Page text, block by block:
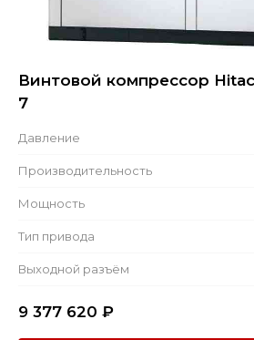
Винтовой компрессор
7
Давление
Производительность
Мощность
Тип привода
Выходной разъём
9 377 620 ₽